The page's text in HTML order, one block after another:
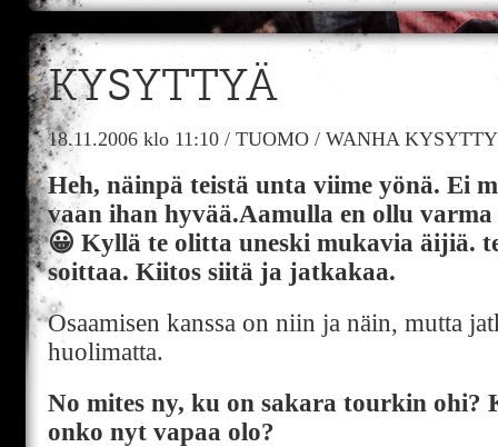
KYSYTTYÄ
18.11.2006 klo 11:10 / TUOMO / WANHA
Heh, näinpä teistä unta viime yönä. Ei
vaan ihan hyvää.Aamulla en ollu
😀 Kyllä te olitta uneski mukavia äijiä.
soittaa. Kiitos siitä ja jatkakaa.
Osaamisen kanssa on niin ja näin, mutta
huolimatta.
No mites ny, ku on sakara tourkin ohi?
onko nyt vapaa olo?